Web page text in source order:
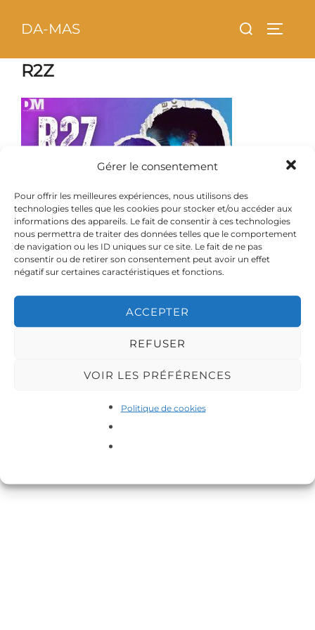
Gérer le consentement
Pour offrir les meilleures expériences, nous utilisons des
technologies telles que les cookies pour stocker et/ou accéder aux
informations des appareils. Le fait de consentir à ces technologies
nous permettra de traiter des données telles que le comportement
de navigation ou les ID uniques sur ce site. Le fait de ne pas
consentir ou de retirer son consentement peut avoir un effet
négatif sur certaines caractéristiques et fonctions.
ACCEPTER
REFUSER
VOIR LES PRÉFÉRENCES
Politique de cookies
DA-MAS Rechercher :
R2Z
Inspiro ThemeparWPZOOM